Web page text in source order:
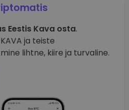
Eestis Kava osta.
ja teiste
lihtne, kiire ja turvaline.